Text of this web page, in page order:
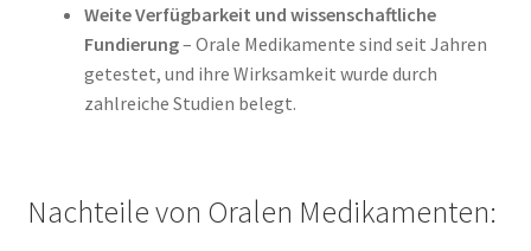
Weite Verfügbarkeit und wissenschaftliche
Fundierung– Orale Medikamente sind seit Jahren
getestet, und ihre Wirksamkeit wurde durch
zahlreiche Studien belegt.
Nachteile von Oralen Medikamenten: